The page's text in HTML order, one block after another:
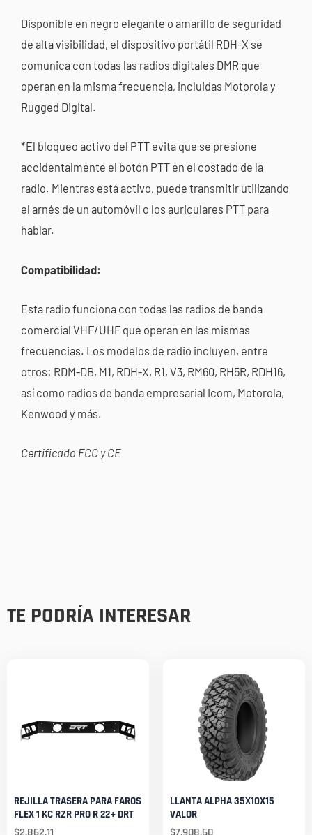
Disponible en negro elegante o amarillo de seguridad
de alta visibilidad, el dispositivo portátil RDH-X se
comunica con todas las radios digitales DMR que
operan en la misma frecuencia, incluidas Motorola y
Rugged Digital.
*El bloqueo activo del PTT evita que se presione
accidentalmente el botón PTT en el costado de la
radio. Mientras está activo, puede transmitir utilizando
el arnés de un automóvil o los auriculares PTT para
hablar.
Compatibilidad:
Esta radio funciona con todas las radios de banda
comercial VHF/UHF que operan en las mismas
frecuencias. Los modelos de radio incluyen, entre
otros: RDM-DB, M1, RDH-X, R1, V3, RM60, RH5R, RDH16,
así como radios de banda empresarial Icom, Motorola,
Kenwood y más.
Certificado FCC y CE
TE PODRÍA INTERESAR
REJILLA TRASERA PARA FAROS
FLEX 1 KC RZR PRO R 22+ DRT
LLANTA ALPHA 35X10X15
VALOR